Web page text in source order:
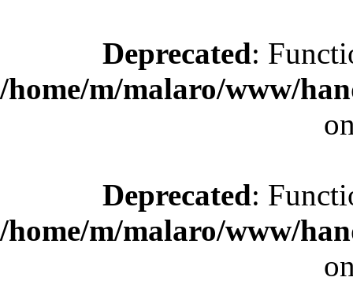
Deprecated:
/home/m/malaro/www/
Deprecated:
/home/m/malaro/www/